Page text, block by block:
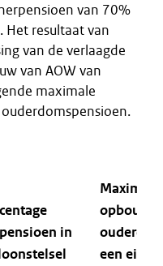
van 70%
Het resultaat van
van de verlaagde
van AOW van
maximale
in
Maximaal
een